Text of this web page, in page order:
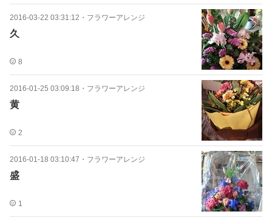
2016-03-22 03:31:12 ・ フラワーアレンジ
久
8
2016-01-25 03:09:18 ・ フラワーアレンジ
黄
2
2016-01-18 03:10:47 ・ フラワーアレンジ
盛
1